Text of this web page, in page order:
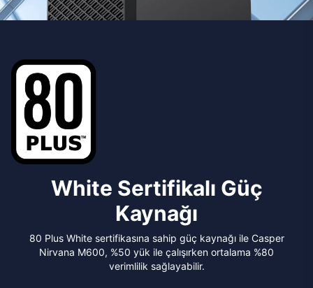
White Sertifikalı Güç
Kaynağı
80 Plus White sertifikasına sahip güç kaynağı ile Casper
Nirvana M600, %50 yük ile çalışırken ortalama %80
verimlilik sağlayabilir.